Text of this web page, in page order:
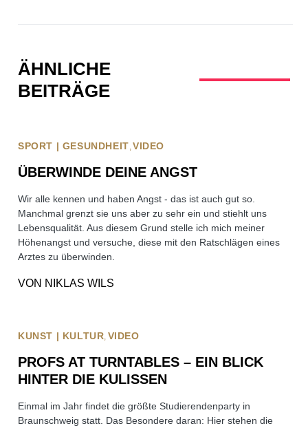
ÄHNLICHE
BEITRÄGE
SPORT | GESUNDHEIT VIDEO
ÜBERWINDE DEINE ANGST
Wir alle kennen und haben Angst - das ist auch gut so.
Manchmal grenzt sie uns aber zu sehr ein und stiehlt uns
Lebensqualität. Aus diesem Grund stelle ich mich meiner
Höhenangst und versuche, diese mit den Ratschlägen eines
Arztes zu überwinden.
VON NIKLAS WILS
KUNST | KULTUR VIDEO
PROFS AT TURNTABLES – EIN BLICK
HINTER DIE KULISSEN
Einmal im Jahr findet die größte Studierendenparty in
Braunschweig statt. Das Besondere daran: Hier stehen die